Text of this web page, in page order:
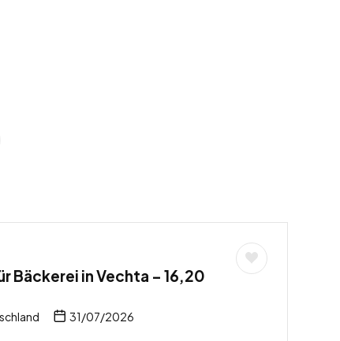
in Vechta – 16,20
31/07/2026